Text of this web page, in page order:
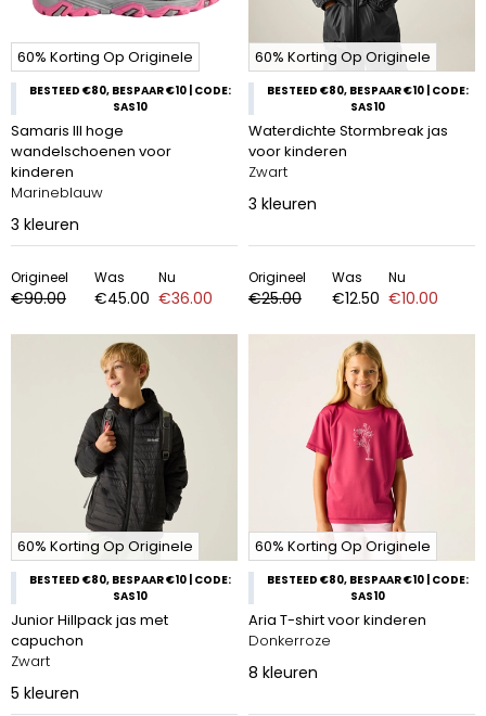
60% Korting Op Originele
BESTEED €80, BESPAAR €10 | CODE:
SAS10
Samaris III hoge
wandelschoenen voor
kinderen
Marineblauw
3 kleuren
Origineel
€90.00
Was
€45.00
Nu
€36.00
60% Korting Op Originele
BESTEED €80, BESPAAR €10 | CODE:
SAS10
Waterdichte Stormbreak jas
voor kinderen
Zwart
3 kleuren
Origineel
€25.00
Was
€12.50
Nu
€10.00
60% Korting Op Originele
BESTEED €80, BESPAAR €10 | CODE:
SAS10
Junior Hillpack jas met
capuchon
Zwart
5 kleuren
60% Korting Op Originele
BESTEED €80, BESPAAR €10 | CODE:
SAS10
Aria T-shirt voor kinderen
Donkerroze
8 kleuren